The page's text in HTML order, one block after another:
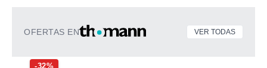
OFERTAS EN VER TODAS
-32%